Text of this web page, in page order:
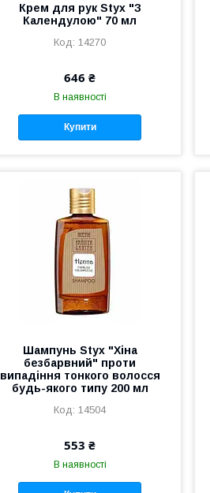
Крем для рук Styx "З
Календулою" 70 мл
14270
646 ₴
В наявності
Купити
Шампунь Styx "Хіна
безбарвний" проти
випадіння тонкого волосся
будь-якого типу 200 мл
14504
553 ₴
В наявності